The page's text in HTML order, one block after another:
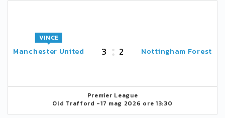
Manchester United
VINCE
3 2 Nottingham Forest
Premier League
Old Trafford -17 mag 2026 ore 13:30